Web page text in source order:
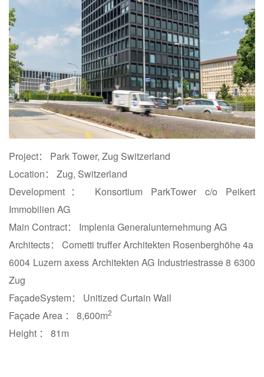
Project： Park Tower, Zug Switzerland
Location： Zug, Switzerland
Development： Konsortium ParkTower c/o Peikert
Immobilien AG
Main Contract： Implenia Generalunternehmung AG
Architects： Cometti truffer Architekten Rosenberghöhe 4a
6004 Luzern axess Architekten AG Industriestrasse 8 6300
Zug
FaçadeSystem： Unitized Curtain Wall
Façade Area ： 8,600m2
Height ： 81m